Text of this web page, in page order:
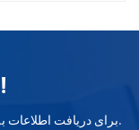
در تماس باشید!
برای دریافت اطلاعات به‌روز، تبلیغات و بینش، در خبرنامه ما ثبت نام کنید.